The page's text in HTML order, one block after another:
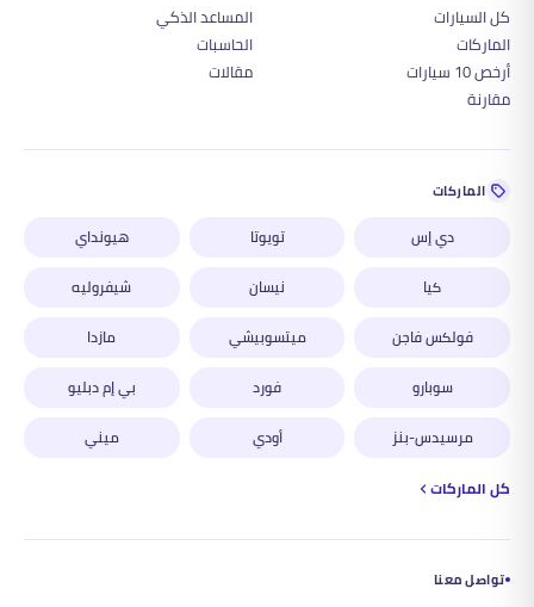
كل السيارات
الماركات
أرخص 10 سيارات
مقارنة
المساعد الذكي
الحاسبات
مقالات
الماركات
دي إس تويوتا
هيونداي
كيا
نيسان
شيفروليه
فولكس فاجن
ميتسوبيشي
مازدا
سوبارو
فورد
بي إم دبليو
مرسيدس-بنز
أودي
ميني
كل الماركات
تواصل معنا